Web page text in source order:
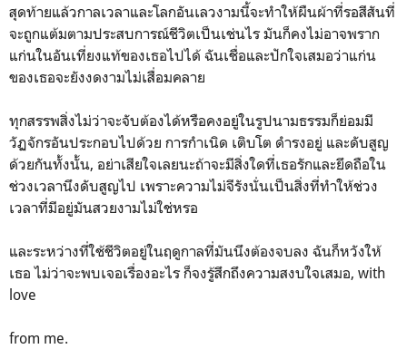
สุดท้ายแล้วกาลเวลาและโลกอันเลวงามนี้จะทำให้ผืนผ้าที่รอสีสันที่
จะถูกแต้มตามประสบการณ์ชีวิตเป็นเช่นไร มันก็คงไม่อาจพราก
แก่นในอันเที่ยงแท้ของเธอไปได้ ฉันเชื่อและปักใจเสมอว่าแก่น
ของเธอจะยังงดงามไม่เสื่อมคลาย
ทุกสรรพสิ่งไม่ว่าจะจับต้องได้หรือคงอยู่ในรูปนามธรรมก็ย่อมมี
วัฏจักรอันประกอบไปด้วย การกำเนิด เติบโต ดำรงอยู่ และดับสูญ
ด้วยกันทั้งนั้น, อย่าเสียใจเลยนะถ้าจะมีสิ่งใดที่เธอรักและยึดถือใน
ช่วงเวลานึงดับสูญไป เพราะความไม่จีรังนั่นเป็นสิ่งที่ทำให้ช่วง
เวลาที่มีอยู่มันสวยงามไม่ใช่หรอ
และระหว่างที่ใช้ชีวิตอยู่ในฤดูกาลที่มันนึงต้องจบลง ฉันก็หวังให้
เธอ ไม่ว่าจะพบเจอเรื่องอะไร ก็จงรู้สึกถึงความสงบใจเสมอ, with
love
from me.